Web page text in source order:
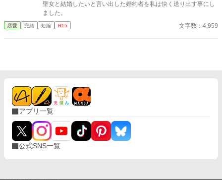
聖女と結婚したいと言い出した婚約者を私は快く送り出す事にし
ました。
恋愛 完結 短編 R15 文字数：4,959
アプリ一覧
公式SNS一覧